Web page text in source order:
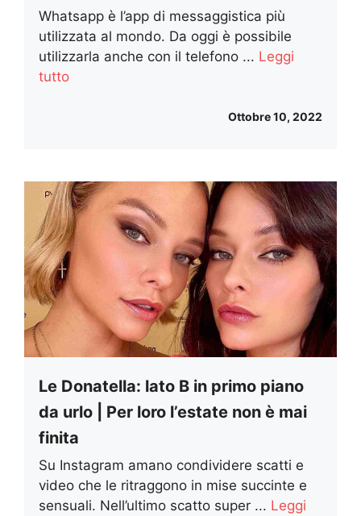
Whatsapp è l’app di messaggistica più
utilizzata al mondo. Da oggi è possibile
utilizzarla anche con il telefono ... Leggi
tutto
Ottobre 10, 2022
Le Donatella: lato B in primo piano
da urlo | Per loro l’estate non è mai
finita
Su Instagram amano condividere scatti e
video che le ritraggono in mise succinte e
sensuali. Nell’ultimo scatto super ... Leggi